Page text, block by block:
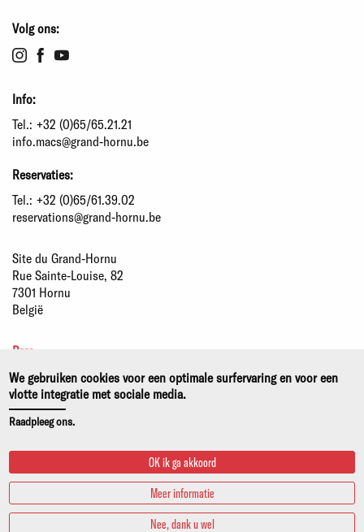
Volg ons:
Info:
Tel.: +32 (0)65/65.21.21
info.macs@grand-hornu.be
Reservaties:
Tel.: +32 (0)65/61.39.02
reservations@grand-hornu.be
Site du Grand-Hornu
Rue Sainte-Louise, 82
7301 Hornu
België
Pers
Duurzame ontwikkeling
Wettelijke kennisgeving
We gebruiken cookies voor een optimale surfervaring en voor een
vlotte integratie met sociale media.
Raadpleeg ons.
OK ik ga akkoord
Meer informatie
Nee, dank u wel